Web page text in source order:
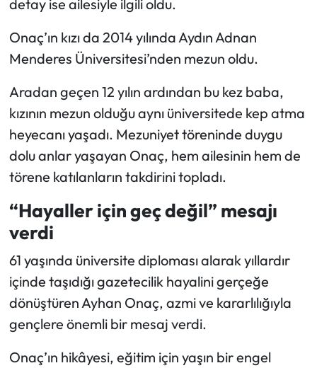
detay ise ailesiyle ilgili oldu.
Onaç’ın kızı da 2014 yılında Aydın Adnan
Menderes Üniversitesi’nden mezun oldu.
Aradan geçen 12 yılın ardından bu kez baba,
kızının mezun olduğu aynı üniversitede kep atma
heyecanı yaşadı. Mezuniyet töreninde duygu
dolu anlar yaşayan Onaç, hem ailesinin hem de
törene katılanların takdirini topladı.
“Hayaller için geç değil” mesajı
verdi
61 yaşında üniversite diploması alarak yıllardır
içinde taşıdığı gazetecilik hayalini gerçeğe
dönüştüren Ayhan Onaç, azmi ve kararlılığıyla
gençlere önemli bir mesaj verdi.
Onaç’ın hikâyesi, eğitim için yaşın bir engel